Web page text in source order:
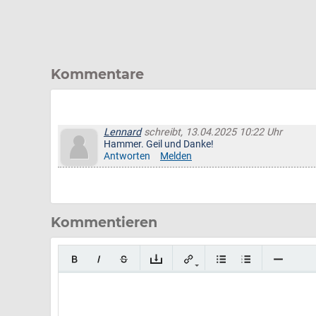
Kommentare
Lennardschreibt, 13.04.2025 10:22 Uhr
Hammer. Geil und Danke!
Antworten
Melden
Kommentieren